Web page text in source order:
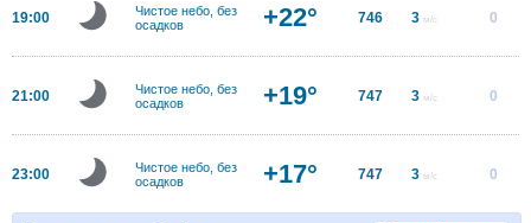
19:00
Чистое небо, без
осадков
+22° 746 3 м/с 0
21:00
Чистое небо, без
осадков
+19° 747 3 м/с 0
23:00
Чистое небо, без
осадков
+17° 747 3 м/с 0